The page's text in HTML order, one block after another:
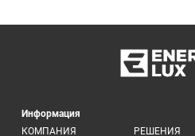
Информация
КОМПАНИЯ
РЕШЕНИЯ